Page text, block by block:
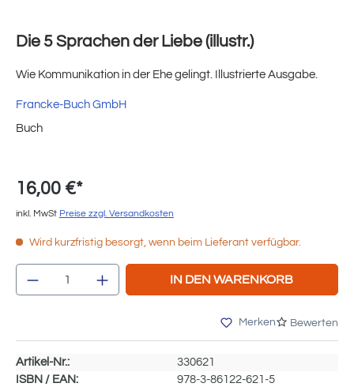
Die 5 Sprachen der Liebe (illustr.)
Wie Kommunikation in der Ehe gelingt. Illustrierte Ausgabe.
Francke-Buch GmbH
Buch
16,00 €*
inkl. MwSt Preise zzgl. Versandkosten
Wird kurzfristig besorgt, wenn beim Lieferant verfügbar.
Produkt Anzahl: Gib den gewünschten
IN DEN WARENKORB
Merken Bewerten
Artikel-Nr.:
330621
ISBN / EAN:
978-3-86122-621-5